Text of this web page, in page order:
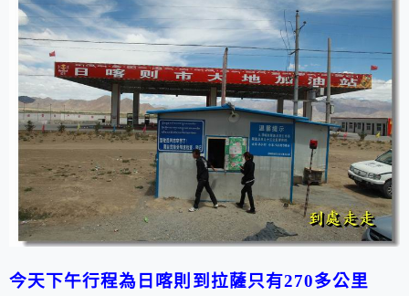
今天下午行程為日喀則到拉薩只有270多公里